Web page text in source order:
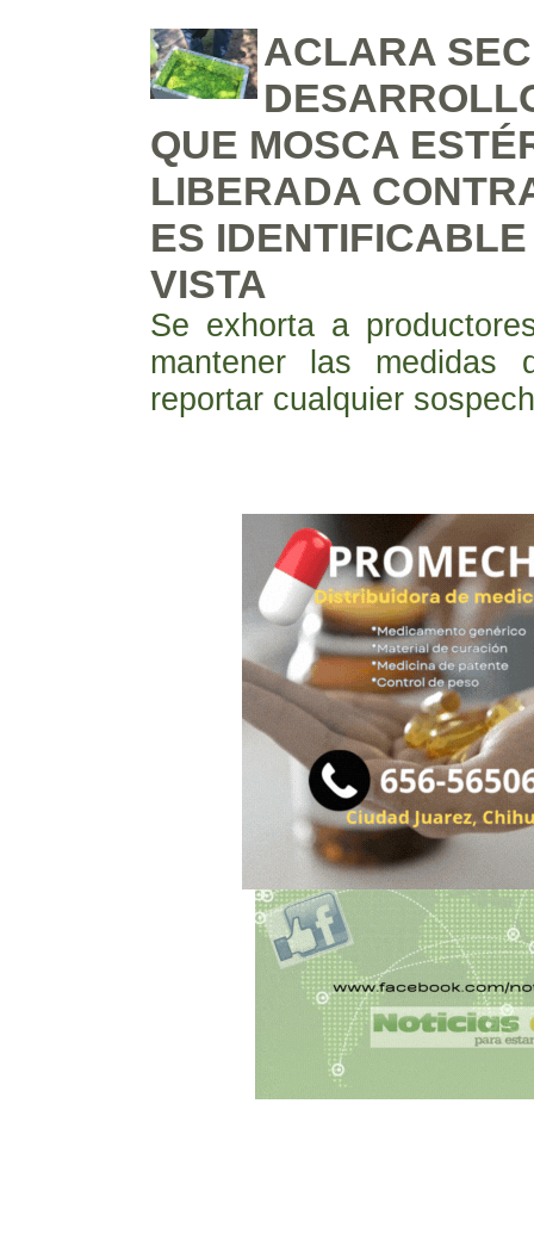
ACLARA
QUE MOSCA
LIBERADA
ES
VISTA
Se exhorta a
mantener las medidas
reportar cualquier